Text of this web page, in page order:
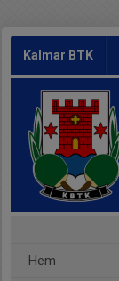
Kalmar BTK
Hem